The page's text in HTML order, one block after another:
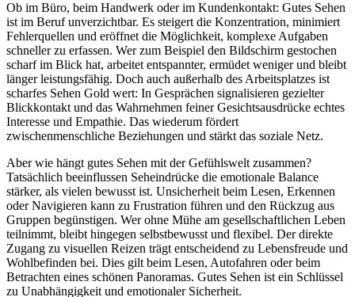
Ob im Büro, beim Handwerk oder im Kundenkontakt: Gutes Sehen
ist im Beruf unverzichtbar. Es steigert die Konzentration, minimiert
Fehlerquellen und eröffnet die Möglichkeit, komplexe Aufgaben
schneller zu erfassen. Wer zum Beispiel den Bildschirm gestochen
scharf im Blick hat, arbeitet entspannter, ermüdet weniger und bleibt
länger leistungsfähig. Doch auch außerhalb des Arbeitsplatzes ist
scharfes Sehen Gold wert: In Gesprächen signalisieren gezielter
Blickkontakt und das Wahrnehmen feiner Gesichtsausdrücke echtes
Interesse und Empathie. Das wiederum fördert
zwischenmenschliche Beziehungen und stärkt das soziale Netz.
Aber wie hängt gutes Sehen mit der Gefühlswelt zusammen?
Tatsächlich beeinflussen Seheindrücke die emotionale Balance
stärker, als vielen bewusst ist. Unsicherheit beim Lesen, Erkennen
oder Navigieren kann zu Frustration führen und den Rückzug aus
Gruppen begünstigen. Wer ohne Mühe am gesellschaftlichen Leben
teilnimmt, bleibt hingegen selbstbewusst und flexibel. Der direkte
Zugang zu visuellen Reizen trägt entscheidend zu Lebensfreude und
Wohlbefinden bei. Dies gilt beim Lesen, Autofahren oder beim
Betrachten eines schönen Panoramas. Gutes Sehen ist ein Schlüssel
zu Unabhängigkeit und emotionaler Sicherheit.